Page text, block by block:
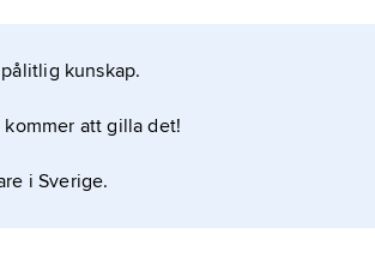
kunskap.
kommer att gilla det!
i Sverige.